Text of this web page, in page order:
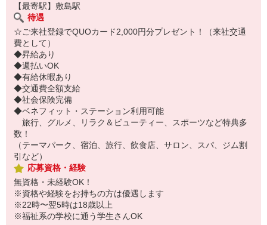
【最寄駅】敷島駅
待遇
☆ご来社登録でQUOカード2,000円分プレゼント！（来社交通
費として）
◆昇給あり
◆週払いOK
◆有給休暇あり
◆交通費全額支給
◆社会保険完備
◆ベネフィット・ステーション利用可能
旅行、グルメ、リラク＆ビューティー、スポーツなど特典多
数！
（テーマパーク、宿泊、旅行、飲食店、サロン、スパ、ジム割
引など）
応募資格・経験
無資格・未経験OK！
※資格や経験をお持ちの方は優遇します
※22時〜翌5時は18歳以上
※福祉系の学校に通う学生さんOK